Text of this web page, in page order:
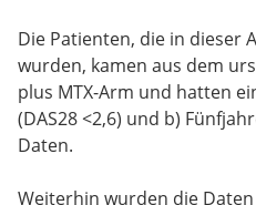
Die Patienten, die in dieser
wurden, kamen aus dem
plus MTX-Arm und hatten
(DAS28 <2,6) und b)
Daten.
Weiterhin wurden die